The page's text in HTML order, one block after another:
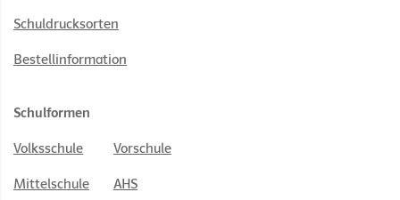
Schuldrucksorten
Bestellinformation
Schulformen
Volksschule Vorschule
Mittelschule AHS